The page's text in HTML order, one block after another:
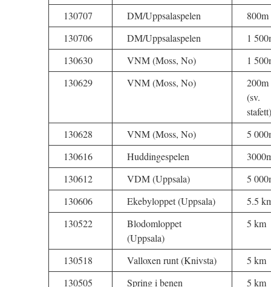
130707
DM/Uppsalaspelen
800m
130706
DM/Uppsalaspelen
1
130630
VNM (Moss, No)
1
130629
VNM (Moss, No)
200m
(sv.
stafett)
130628
VNM (Moss, No)
5
130616
Huddingespelen
130612
VDM (Uppsala)
5
130606
Ekebyloppet (Uppsala)
5.5
130522
Blodomloppet
(Uppsala)
5 km
130518 Valloxen runt (Knivsta)
5 km
130505
Spring i benen
5 km